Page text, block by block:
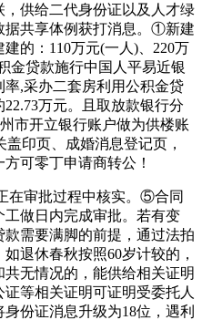
供给二代身份证以及人才绿
据共享体例获打消息。①新建
的：110万元(一人)、220万
金贷款施行中国人平易近银
,采办二套房利用公积金贷
万元。且取放款银行分
市开立银行账户做为供楼账
印页、成婚消息登记页，
可零丁申请商转公！
审批过程中核实。⑤合同
做日内完成审批。若有变
需要满脚的前提，通过法拍
退休春秋按照60岁计较的，
无情况的，能供给相关证明
等相关证明可证明受委托人
份证消息升级为18位，遇利